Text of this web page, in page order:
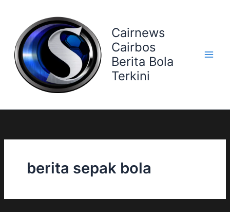
content
Cairnews
Cairbos
Berita Bola
Terkini
berita sepak bola